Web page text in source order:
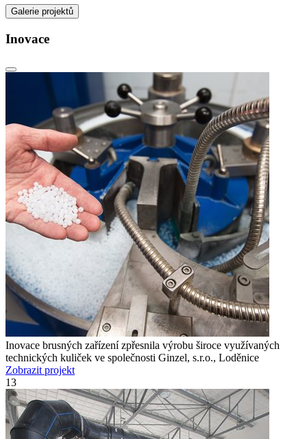
Galerie projektů
Inovace
Inovace brusných zařízení zpřesnila výrobu široce využívaných
technických kuliček ve společnosti Ginzel, s.r.o., Loděnice
Zobrazit projekt
13